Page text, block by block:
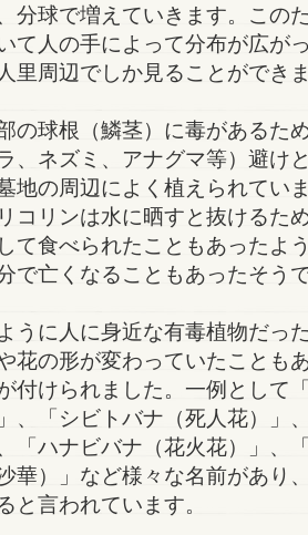
分球で増えていきます。この
て人の手によって分布が広が
里周辺でしか見ることができ
の球根（鱗茎）に毒があるた
ラ、ネズミ、アナグマ等）避け
地の周辺によく植えられてい
コリンは水に晒すと抜けるた
て食べられたこともあったよ
で亡くなることもあったそう
うに人に身近な有毒植物だっ
花の形が変わっていたことも
付けられました。一例として
、「シビトバナ（死人花）」
「ハナビバナ（花火花）」、
沙華）」など様々な名前があり
と言われています。